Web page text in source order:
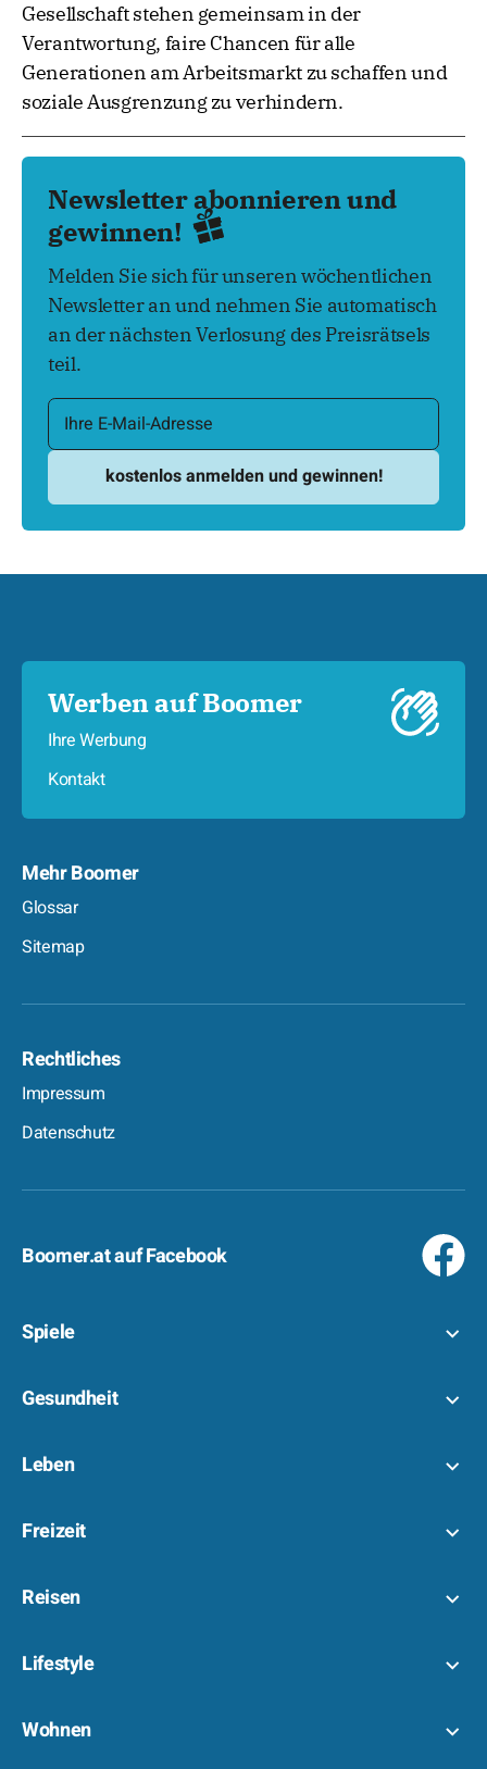
Gesellschaft stehen gemeinsam in der
Verantwortung, faire Chancen für alle
Generationen am Arbeitsmarkt zu schaffen und
soziale Ausgrenzung zu verhindern.
Newsletter abonnieren und
gewinnen!
Melden Sie sich für unseren wöchentlichen
Newsletter an und nehmen Sie automatisch
an der nächsten Verlosung des Preisrätsels
teil.
Werben auf Boomer
Ihre Werbung
Kontakt
Mehr Boomer
Glossar
Sitemap
Rechtliches
Impressum
Datenschutz
Boomer.at auf Facebook
Spiele
Gesundheit
Leben
Freizeit
Reisen
Lifestyle
Wohnen